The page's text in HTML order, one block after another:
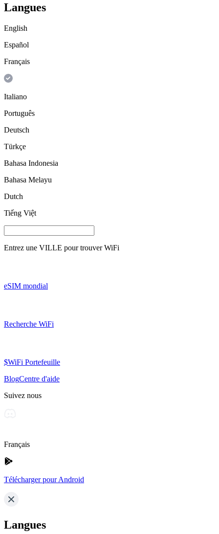
Langues
English
Español
Français
Italiano
Português
Deutsch
Türkçe
Bahasa Indonesia
Bahasa Melayu
Dutch
Tiếng Việt
Entrez une VILLE pour trouver WiFi
eSIM mondial
Recherche WiFi
$WiFi Portefeuille
BlogCentre d'aide
Suivez nous
Français
Télécharger pour Android
Langues